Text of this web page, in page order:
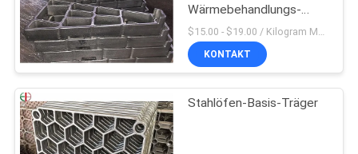
Wärmebehandlungs-
Befestigungs-2,4879
KONTAKT
Stahlöfen-Basis-Träger